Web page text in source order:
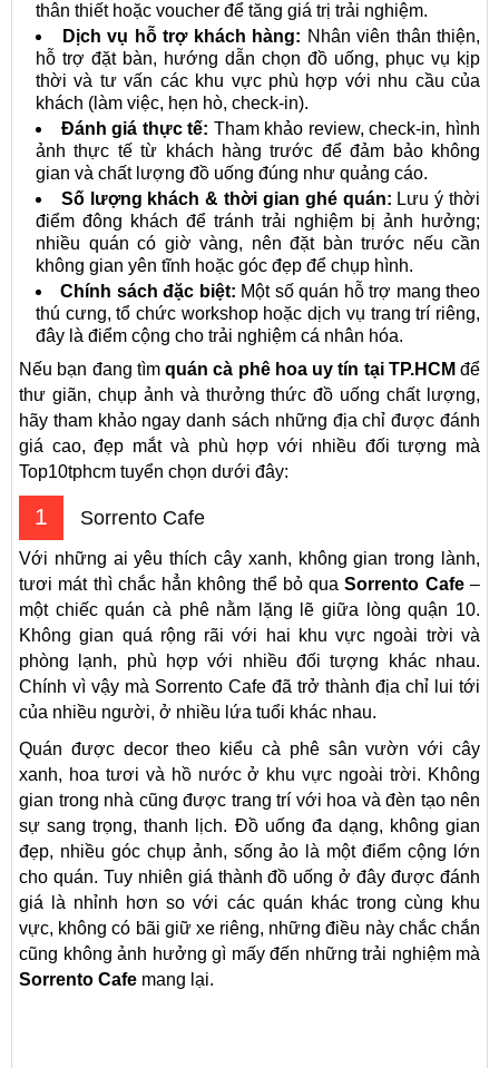
thân thiết hoặc voucher để tăng giá trị trải nghiệm.
Dịch vụ hỗ trợ khách hàng: Nhân viên thân thiện,
hỗ trợ đặt bàn, hướng dẫn chọn đồ uống, phục vụ kịp
thời và tư vấn các khu vực phù hợp với nhu cầu của
khách (làm việc, hẹn hò, check-in).
Đánh giá thực tế: Tham khảo review, check-in, hình
ảnh thực tế từ khách hàng trước để đảm bảo không
gian và chất lượng đồ uống đúng như quảng cáo.
Số lượng khách & thời gian ghé quán: Lưu ý thời
điểm đông khách để tránh trải nghiệm bị ảnh hưởng;
nhiều quán có giờ vàng, nên đặt bàn trước nếu cần
không gian yên tĩnh hoặc góc đẹp để chụp hình.
Chính sách đặc biệt: Một số quán hỗ trợ mang theo
thú cưng, tổ chức workshop hoặc dịch vụ trang trí riêng,
đây là điểm cộng cho trải nghiệm cá nhân hóa.
Nếu bạn đang tìm quán cà phê hoa uy tín tại TP.HCM để
thư giãn, chụp ảnh và thưởng thức đồ uống chất lượng,
hãy tham khảo ngay danh sách những địa chỉ được đánh
giá cao, đẹp mắt và phù hợp với nhiều đối tượng mà
Top10tphcm tuyển chọn dưới đây:
1 Sorrento Cafe
Với những ai yêu thích cây xanh, không gian trong lành,
tươi mát thì chắc hẳn không thể bỏ quaSorrento Cafe–
một chiếc quán cà phê nằm lặng lẽ giữa lòng quận 10.
Không gian quá rộng rãi với hai khu vực ngoài trời và
phòng lạnh, phù hợp với nhiều đối tượng khác nhau.
Chính vì vậy mà Sorrento Cafe đã trở thành địa chỉ lui tới
của nhiều người, ở nhiều lứa tuổi khác nhau.
Quán được decor theo kiểu cà phê sân vườn với cây
xanh, hoa tươi và hồ nước ở khu vực ngoài trời. Không
gian trong nhà cũng được trang trí với hoa và đèn tạo nên
sự sang trọng, thanh lịch. Đồ uống đa dạng, không gian
đẹp, nhiều góc chụp ảnh, sống ảo là một điểm cộng lớn
cho quán. Tuy nhiên giá thành đồ uống ở đây được đánh
giá là nhỉnh hơn so với các quán khác trong cùng khu
vực, không có bãi giữ xe riêng, những điều này chắc chắn
cũng không ảnh hưởng gì mấy đến những trải nghiệm mà
Sorrento Cafe mang lại.